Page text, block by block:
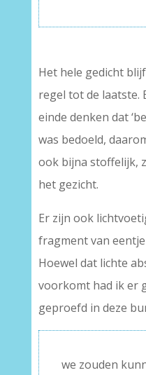
Het hele gedicht
regel tot de laatste.
einde denken dat
was bedoeld,
ook bijna stoffelijk,
het gezicht.
Er zijn ook
fragment van
Hoewel dat lichte
voorkomt had ik er
geproefd in deze
we zouden